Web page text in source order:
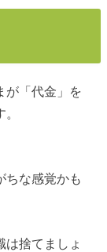
が「代金」を
ちな感覚かも
は捨てましょ